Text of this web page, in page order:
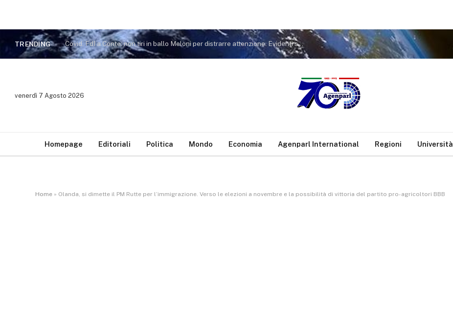
TRENDING Covid. FdI a Conte: non tiri in ballo Meloni per distrarre attenzione. Evidenti sue responsabilità nella gestione pandemia
venerdì 7 Agosto 2026
Homepage Editoriali Politica Mondo Economia Agenparl International Regioni Università
Home » Olanda, si dimette il PM Rutte per l’immigrazione. Verso le elezioni a novembre e la possibilità di vittoria del partito pro-agricoltori BBB